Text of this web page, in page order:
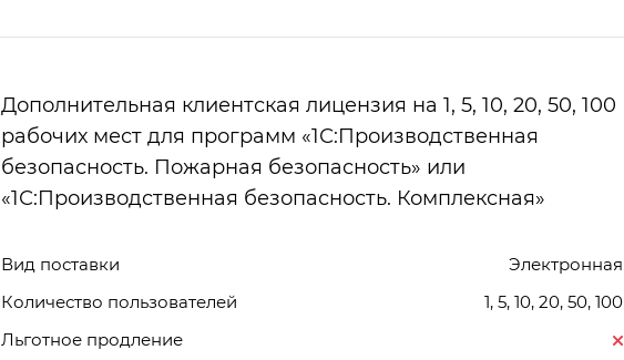
Дополнительная клиентская лицензия на 1, 5, 10, 20, 50, 100
рабочих мест для программ «1С:Производственная
безопасность. Пожарная безопасность» или
«1С:Производственная безопасность. Комплексная»
Вид поставки
Электронная
Количество пользователей
1, 5, 10, 20, 50, 100
Льготное продление